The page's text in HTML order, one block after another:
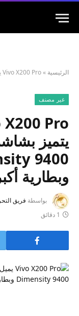
الرئيسية »Vivo X200 Pro يميل إلى أن يتميز بشاشة منحنية 1.5K و MediaTek Dimensity 9400 وبطارية أكبر
غير مصنف
9400
وبطارية
بواسطة فريق
1 دقائق